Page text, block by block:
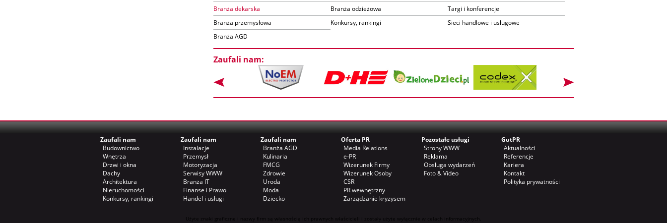
Branża dekarska
Branża przemysłowa
Branża odzieżowa
Konkursy, rankingi
Targi i konferencje
Sieci handlowe i usługowe
Branża AGD
Zaufali nam:
Zaufali nam
Budownictwo
Wnętrza
Drzwi i okna
Dachy
Architektura
Nieruchomości
Konkursy, rankingi
Zaufali nam
Instalacje
Przemysł
Motoryzacja
Serwisy WWW
Branża IT
Finanse i Prawo
Handel i usługi
Zaufali nam
Branża AGD
Kulinaria
FMCG
Zdrowie
Uroda
Moda
Dziecko
Oferta PR
Media Relations
e-PR
Wizerunek Firmy
Wizerunek Osoby
CSR
PR wewnętrzny
Zarządzanie kryzysem
Pozostałe usługi
Strony WWW
Reklama
Obsługa wydarzeń
Foto & Video
GutPR
Aktualności
Referencje
Kariera
Kontakt
Polityka prywatności
Użyte znaki graficzne i nazwy firm są własnością ich prawnych właścicieli i zostały użyte wyłącznie w celach informacyjnych.